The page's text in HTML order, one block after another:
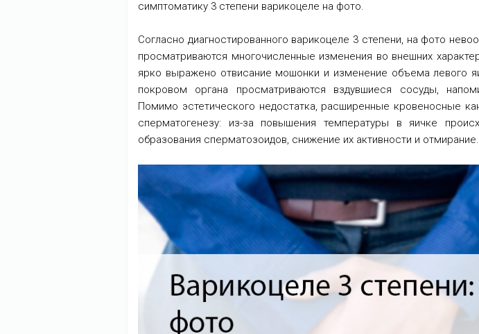
симптоматику 3 степени варикоцеле на фото.
Согласно диагностированного варикоцеле 3 степени, на фото
просматриваются многочисленные изменения во внешних
ярко выражено отвисание мошонки и изменение объема левого
покровом органа просматриваются вздувшиеся сосуды,
Помимо эстетического недостатка, расширенные кровеносные
сперматогенезу: из-за повышения температуры в яичке
образования сперматозоидов, снижение их активности и отмирание.